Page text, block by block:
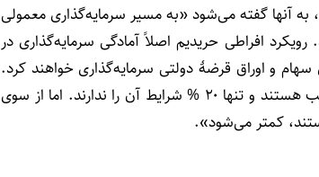
به آنها گفته می‌شود «به مسیر سرمایه‌گذاری معمولی
افراطی حریدیم‌ اصلاً آمادگی سرمایه‌گذاری در
و اوراق قرضۀ دولتی سرمایه‌گذاری خواهند کرد.
از سویی، بر پایۀ انطباق با هلاخا، ۸۰ % از شرکت‌ها برای سرمایه‌گذاری مناسب هستند و تنها ۲۰ % شرایط آن را ندارند. اما از سوی
کمتر می‌شود».